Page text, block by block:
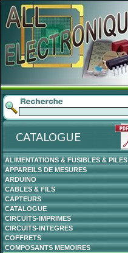
ALIMENTATIONS & FUSIBLES & PILES
APPAREILS DE MESURES
ARDUINO
CABLES & FILS
CAPTEURS
CATALOGUE
CIRCUITS-IMPRIMES
CIRCUITS-INTEGRES
COFFRETS
COMPOSANTS MEMOIRES